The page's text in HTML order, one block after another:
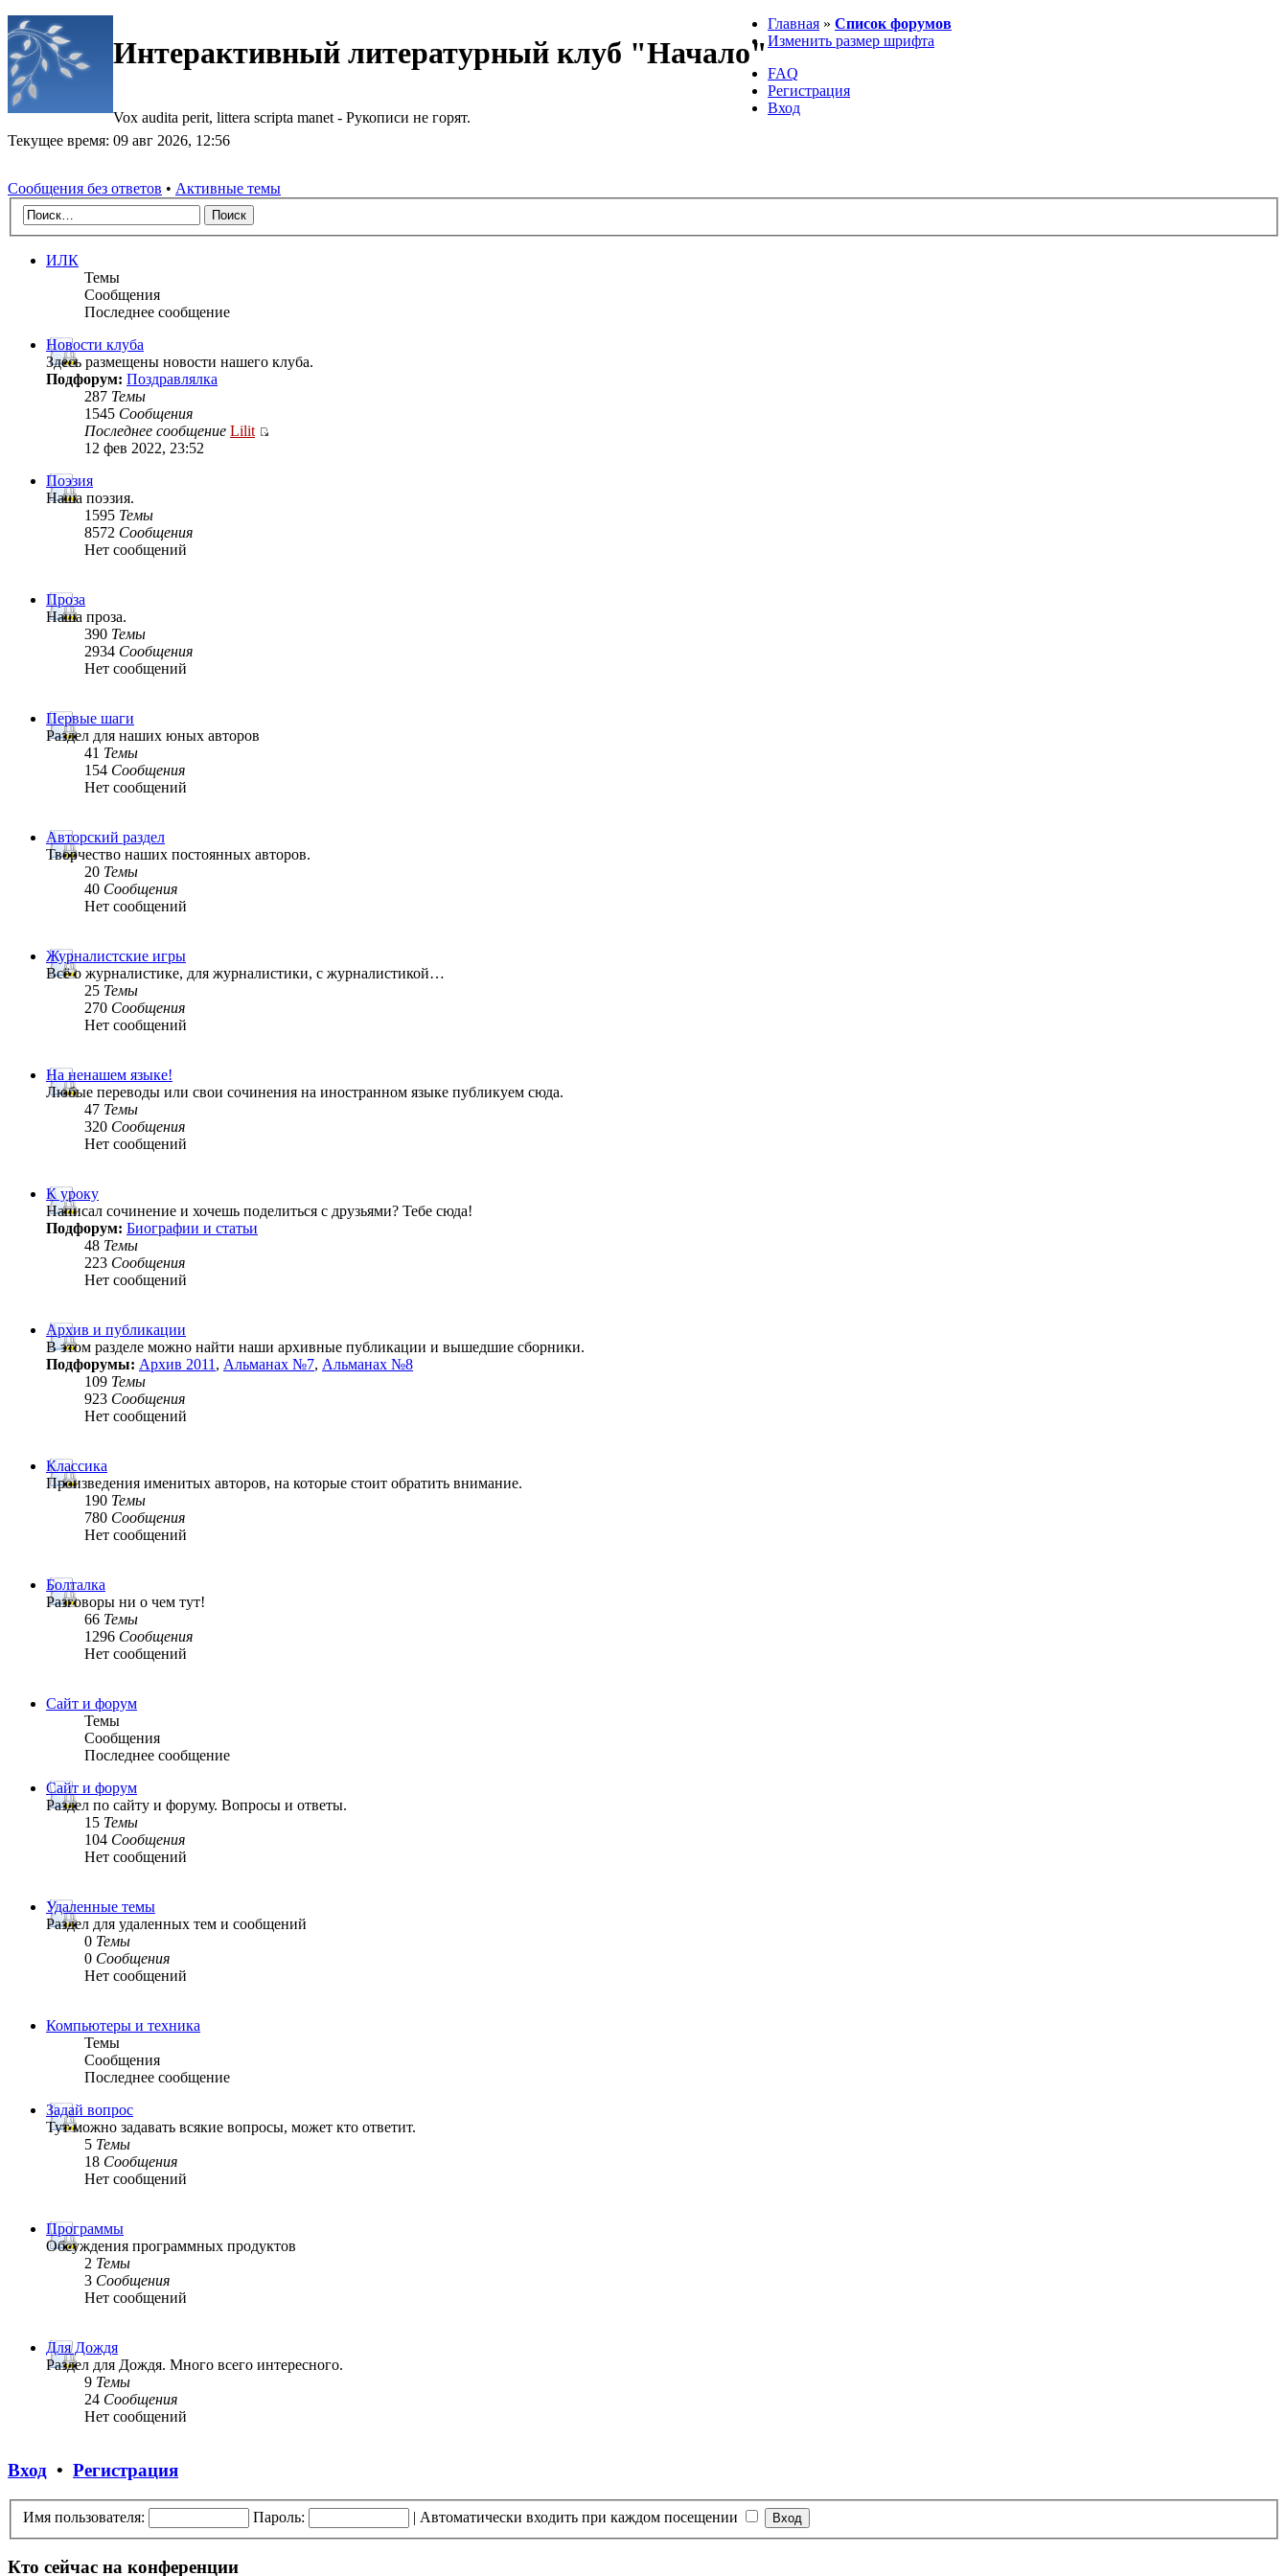
Интерактивный литературный клуб "Начало"
Vox audita perit, littera scripta manet - Рукописи не горят.
Главная » Список форумов
Изменить размер шрифта
FAQ
Регистрация
Вход
Текущее время: 09 авг 2026, 12:56
Сообщения без ответов • Активные темы
ИЛК
Темы
Сообщения
Последнее сообщение
Новости клуба
Здесь размещены новости нашего клуба.
Подфорум: Поздравлялка
287 Темы
1545 Сообщения
Последнее сообщение Lilit
12 фев 2022, 23:52
Поэзия
Наша поэзия.
1595 Темы
8572 Сообщения
Нет сообщений
Проза
Наша проза.
390 Темы
2934 Сообщения
Нет сообщений
Первые шаги
Раздел для наших юных авторов
41 Темы
154 Сообщения
Нет сообщений
Авторский раздел
Творчество наших постоянных авторов.
20 Темы
40 Сообщения
Нет сообщений
Журналистские игры
Всё о журналистике, для журналистики, с журналистикой…
25 Темы
270 Сообщения
Нет сообщений
На ненашем языке!
Любые переводы или свои сочинения на иностранном языке публикуем сюда.
47 Темы
320 Сообщения
Нет сообщений
К уроку
Написал сочинение и хочешь поделиться с друзьями? Тебе сюда!
Подфорум: Биографии и статьи
48 Темы
223 Сообщения
Нет сообщений
Архив и публикации
В этом разделе можно найти наши архивные публикации и вышедшие сборники.
Подфорумы: Архив 2011 , Альманах №7, Альманах №8
109 Темы
923 Сообщения
Нет сообщений
Классика
Произведения именитых авторов, на которые стоит обратить внимание.
190 Темы
780 Сообщения
Нет сообщений
Болталка
Разговоры ни о чем тут!
66 Темы
1296 Сообщения
Нет сообщений
Сайт и форум
Темы
Сообщения
Последнее сообщение
Сайт и форум
Раздел по сайту и форуму. Вопросы и ответы.
15 Темы
104 Сообщения
Нет сообщений
Удаленные темы
Раздел для удаленных тем и сообщений
0 Темы
0 Сообщения
Нет сообщений
Компьютеры и техника
Темы
Сообщения
Последнее сообщение
Задай вопрос
Тут можно задавать всякие вопросы, может кто ответит.
5 Темы
18 Сообщения
Нет сообщений
Программы
Обсуждения программных продуктов
2 Темы
3 Сообщения
Нет сообщений
Для Дождя
Раздел для Дождя. Много всего интересного.
9 Темы
24 Сообщения
Нет сообщений
Вход • Регистрация
Имя пользователя: Пароль: | Автоматически входить при каждом посещении
Кто сейчас на конференции